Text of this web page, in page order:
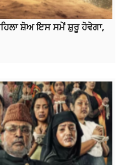
ਸ਼ੋਅ ਇਸ ਸਮੇਂ ਸ਼ੁਰੂ ਹੋਵੇਗਾ,